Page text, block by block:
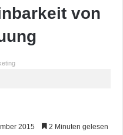
von
2015 2 Minuten gelesen